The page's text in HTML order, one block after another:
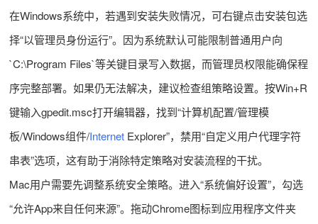
在Windows系统中，若遇到安装失败情况，可右键点击安装包选
择“以管理员身份运行”。因为系统默认可能限制普通用户向
`C:\Program Files`等关键目录写入数据，而管理员权限能确保程
序完整部署。如果仍无法解决，建议检查组策略设置。按Win+R
键输入gpedit.msc打开编辑器，找到“计算机配置/管理模
板/Windows组件/InternetExplorer”，禁用“自定义用户代理字符
串表”选项，这有助于消除特定策略对安装流程的干扰。
Mac用户需要先调整系统安全策略。进入“系统偏好设置”，勾选
“允许App来自任何来源”。拖动Chrome图标到应用程序文件夹